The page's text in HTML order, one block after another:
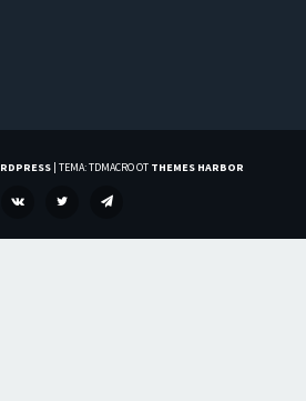
| ТЕМА: TDMACRO ОТ THEMES HARBOR
TWITTER